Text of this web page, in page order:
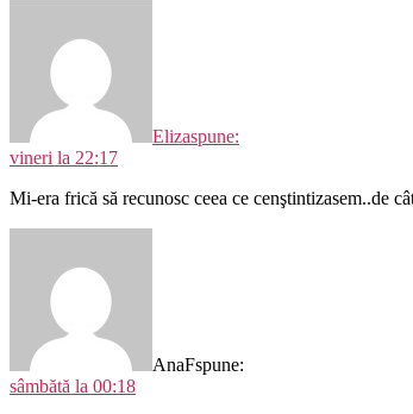
Elizaspune:
vineri la 22:17
Mi-era frică să recunosc ceea ce cenştintizasem..de
AnaFspune:
sâmbătă la 00:18